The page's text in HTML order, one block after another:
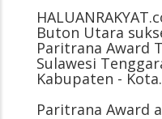
Buton Utara
Paritrana Award
Sulawesi
Kabupaten - Kota.
Paritrana Award